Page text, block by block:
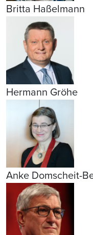
Britta Haßelmann
Hermann Gröhe
Anke Domscheit-